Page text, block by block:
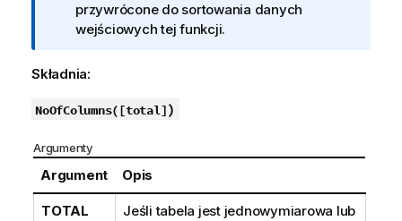
a
przywrócone do sortowania danych
wejściowych tej funkcji.
Składnia:
NoOfColumns([total])
Argumenty
Argument Opis
TOTAL
Jeśli tabela jest jednowymiarowa lub